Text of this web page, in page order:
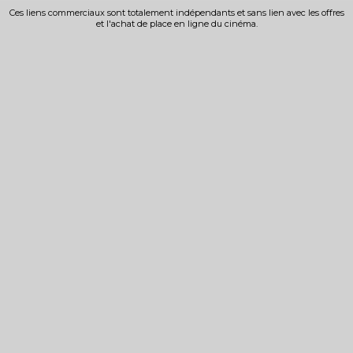
Ces liens commerciaux sont totalement indépendants et sans lien avec les offres
et l'achat de place en ligne du cinéma.